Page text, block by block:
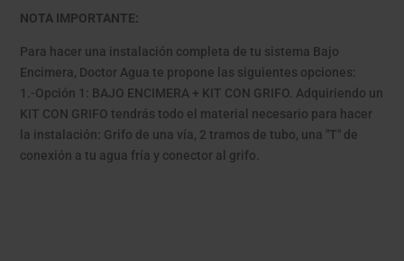
NOTA IMPORTANTE:
Para hacer una instalación completa de tu sistema Bajo
Encimera, Doctor Agua te propone las siguientes opciones:
1.-Opción 1: BAJO ENCIMERA + KIT CON GRIFO. Adquiriendo un
KIT CON GRIFO tendrás todo el material necesario para hacer
la instalación: Grifo de una vía, 2 tramos de tubo, una "T" de
conexión a tu agua fría y conector al grifo.